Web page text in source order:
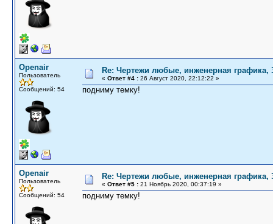
Openair
Пользователь
Сообщений: 54
Re: Чертежи любые, инженерная графика,
« Ответ #4 : 26 Август 2020, 22:12:22 »
подниму темку!
Openair
Пользователь
Сообщений: 54
Re: Чертежи любые, инженерная графика,
« Ответ #5 : 21 Ноябрь 2020, 00:37:19 »
подниму темку!